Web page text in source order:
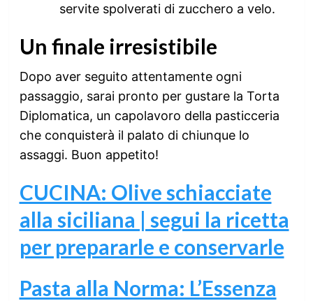
servite spolverati di zucchero a velo.
Un finale irresistibile
Dopo aver seguito attentamente ogni
passaggio, sarai pronto per gustare la Torta
Diplomatica, un capolavoro della pasticceria
che conquisterà il palato di chiunque lo
assaggi. Buon appetito!
CUCINA: Olive schiacciate
alla siciliana | segui la ricetta
per prepararle e conservarle
Pasta alla Norma: L’Essenza